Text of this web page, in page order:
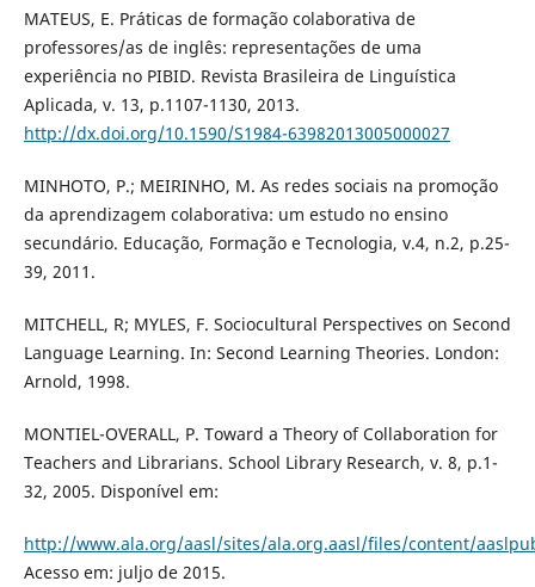
MATEUS, E. Práticas de formação colaborativa de
professores/as de inglês: representações de uma
experiência no PIBID. Revista Brasileira de Linguística
Aplicada, v. 13, p.1107-1130, 2013.
http://dx.doi.org/10.1590/S1984-63982013005000027
MINHOTO, P.; MEIRINHO, M. As redes sociais na promoção
da aprendizagem colaborativa: um estudo no ensino
secundário. Educação, Formação e Tecnologia, v.4, n.2, p.25-
39, 2011.
MITCHELL, R; MYLES, F. Sociocultural Perspectives on Second
Language Learning. In: Second Learning Theories. London:
Arnold, 1998.
MONTIEL-OVERALL, P. Toward a Theory of Collaboration for
Teachers and Librarians. School Library Research, v. 8, p.1-
32, 2005. Disponível em:
http://www.ala.org/aasl/sites/ala.org.aasl/files/content/
Acesso em: juljo de 2015.